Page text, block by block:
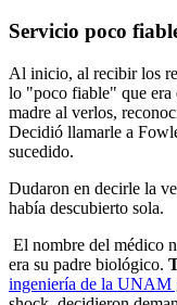
Servicio poco
Al inicio, al recibir los
lo "poco fiable" que era
madre al verlos,
Decidió llamarle a
sucedido.
Dudaron en decirle la
había descubierto sola.
El nombre del médico
era su padre biológico.
ingeniería de la UNAM